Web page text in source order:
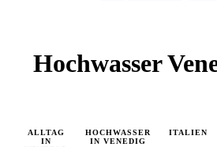
Hochwasser
ALLTAG
IN
HOCHWASSER
IN VENEDIG
ITALIEN